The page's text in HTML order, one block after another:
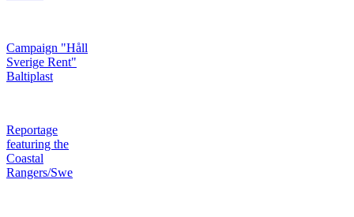
Campaign "Håll
Sverige Rent"
Baltiplast
Reportage
featuring the
Coastal
Rangers/Swe